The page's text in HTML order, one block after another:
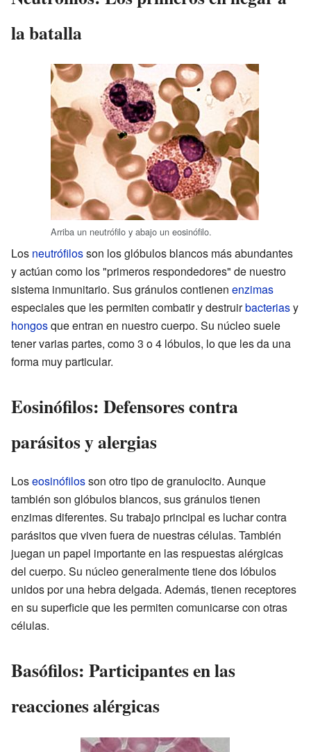
la batalla
Arriba un neutrófilo y abajo un eosinófilo.
Los neutrófilosson los glóbulos blancos más abundantes
y actúan como los "primeros respondedores" de nuestro
sistema inmunitario. Sus gránulos contienen enzimas
especiales que les permiten combatir y destruirbacteriasy
hongosque entran en nuestro cuerpo. Su núcleo suele
tener varias partes, como 3 o 4 lóbulos, lo que les da una
forma muy particular.
Eosinófilos: Defensores contra
parásitos y alergias
Loseosinófilosson otro tipo de granulocito. Aunque
también son glóbulos blancos, sus gránulos tienen
enzimas diferentes. Su trabajo principal es luchar contra
parásitos que viven fuera de nuestras células. También
juegan un papel importante en las respuestas alérgicas
del cuerpo. Su núcleo generalmente tiene dos lóbulos
unidos por una hebra delgada. Además, tienen receptores
en su superficie que les permiten comunicarse con otras
células.
Basófilos: Participantes en las
reacciones alérgicas